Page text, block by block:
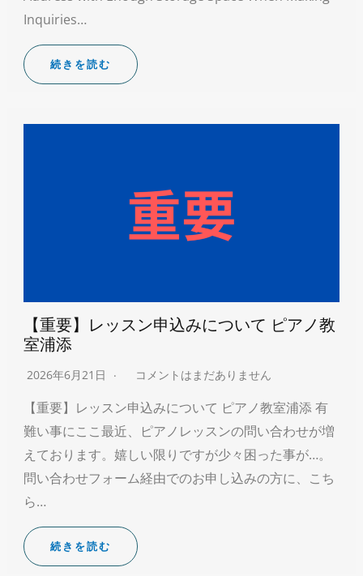
Inquiries…
続きを読む
【重要】レッスン申込みについて ピアノ教
室浦添
2026年6月21日 コメントはまだありません
【重要】レッスン申込みについて ピアノ教室浦添 有
難い事にここ最近、ピアノレッスンの問い合わせが増
えております。嬉しい限りですが少々困った事が…。
問い合わせフォーム経由でのお申し込みの方に、こち
ら…
続きを読む